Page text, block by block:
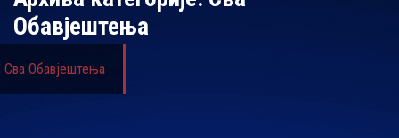
Обавјештења
Сва Обавјештења